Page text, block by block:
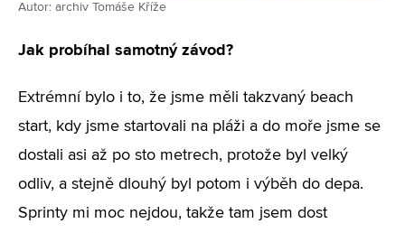
Autor: archiv Tomáše Kříže
Jak probíhal samotný závod?
Extrémní bylo i to, že jsme měli takzvaný beach
start, kdy jsme startovali na pláži a do moře jsme se
dostali asi až po sto metrech, protože byl velký
odliv, a stejně dlouhý byl potom i výběh do depa.
Sprinty mi moc nejdou, takže tam jsem dost